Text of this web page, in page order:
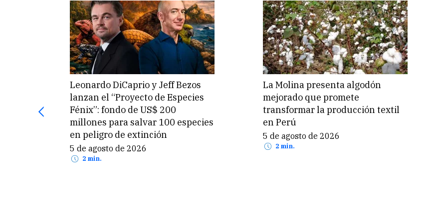
Coca-Cola invertirá US$ 1,000
millones en proyectos de Obras
por Impuestos en Perú
5 de agosto de 2026
2 min.
El retorno del asno salvaje: cómo
una especie extinguida
transforma el desierto del Néguev
en Israel
4 de agosto de 2026
2 min.